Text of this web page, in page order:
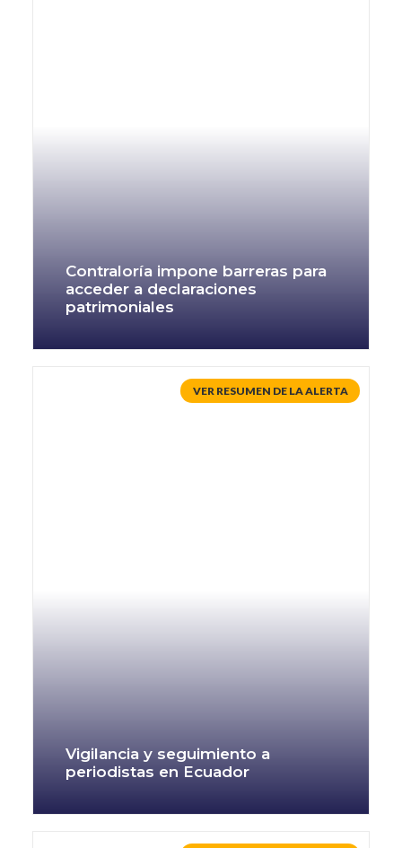
Contraloría impone barreras para
acceder a declaraciones
patrimoniales
Vigilancia y seguimiento a
periodistas en Ecuador